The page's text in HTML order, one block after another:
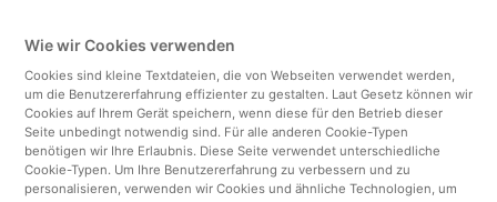
Italien
Finnland
Vereinigtes Königreich
Wie wir Cookies verwenden
Cookies sind kleine Textdateien, die von Webseiten verwendet werden,
um die Benutzererfahrung effizienter zu gestalten. Laut Gesetz können wir
Cookies auf Ihrem Gerät speichern, wenn diese für den Betrieb dieser
Seite unbedingt notwendig sind. Für alle anderen Cookie-Typen
benötigen wir Ihre Erlaubnis. Diese Seite verwendet unterschiedliche
Cookie-Typen. Um Ihre Benutzererfahrung zu verbessern und zu
personalisieren, verwenden wir Cookies und ähnliche Technologien, um